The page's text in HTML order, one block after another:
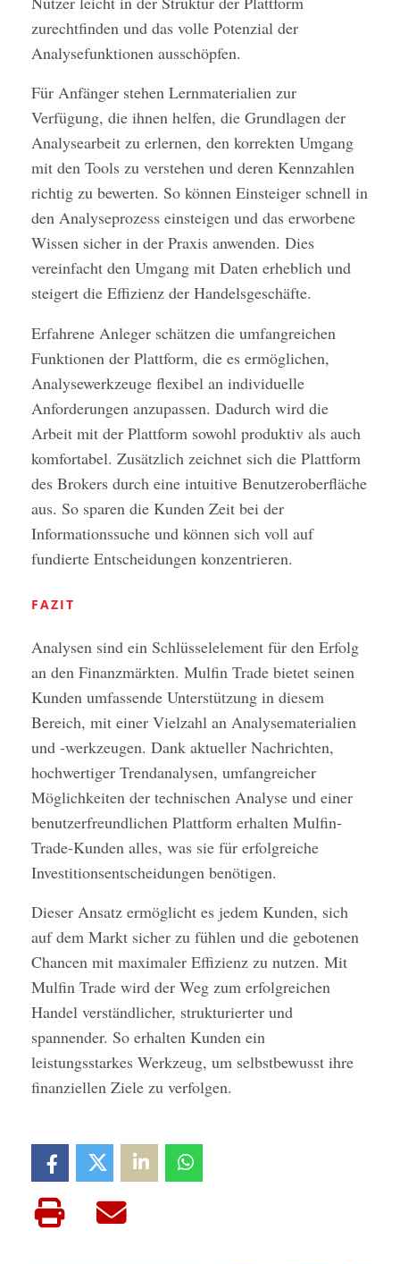
zurechtfinden und das volle Potenzial der
Analysefunktionen ausschöpfen.
Für Anfänger stehen Lernmaterialien zur
Verfügung, die ihnen helfen, die Grundlagen der
Analysearbeit zu erlernen, den korrekten Umgang
mit den Tools zu verstehen und deren Kennzahlen
richtig zu bewerten. So können Einsteiger schnell in
den Analyseprozess einsteigen und das erworbene
Wissen sicher in der Praxis anwenden. Dies
vereinfacht den Umgang mit Daten erheblich und
steigert die Effizienz der Handelsgeschäfte.
Erfahrene Anleger schätzen die umfangreichen
Funktionen der Plattform, die es ermöglichen,
Analysewerkzeuge flexibel an individuelle
Anforderungen anzupassen. Dadurch wird die
Arbeit mit der Plattform sowohl produktiv als auch
komfortabel. Zusätzlich zeichnet sich die Plattform
des Brokers durch eine intuitive Benutzeroberfläche
aus. So sparen die Kunden Zeit bei der
Informationssuche und können sich voll auf
fundierte Entscheidungen konzentrieren.
FAZIT
Analysen sind ein Schlüsselelement für den Erfolg
an den Finanzmärkten. Mulfin Trade bietet seinen
Kunden umfassende Unterstützung in diesem
Bereich, mit einer Vielzahl an Analysematerialien
und -werkzeugen. Dank aktueller Nachrichten,
hochwertiger Trendanalysen, umfangreicher
Möglichkeiten der technischen Analyse und einer
benutzerfreundlichen Plattform erhalten Mulfin-
Trade-Kunden alles, was sie für erfolgreiche
Investitionsentscheidungen benötigen.
Dieser Ansatz ermöglicht es jedem Kunden, sich
auf dem Markt sicher zu fühlen und die gebotenen
Chancen mit maximaler Effizienz zu nutzen. Mit
Mulfin Trade wird der Weg zum erfolgreichen
Handel verständlicher, strukturierter und
spannender. So erhalten Kunden ein
leistungsstarkes Werkzeug, um selbstbewusst ihre
finanziellen Ziele zu verfolgen.